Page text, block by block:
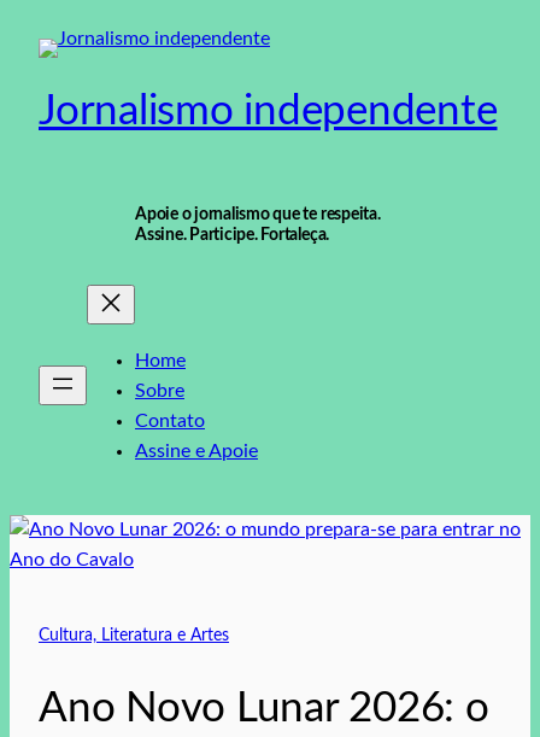
para
conteúdo
Jornalismo independente
Apoie o jornalismo que te respeita.
Assine. Participe. Fortaleça.
Home
Sobre
Contato
Assine e Apoie
Cultura, Literatura e Artes
Ano Novo Lunar 2026: o